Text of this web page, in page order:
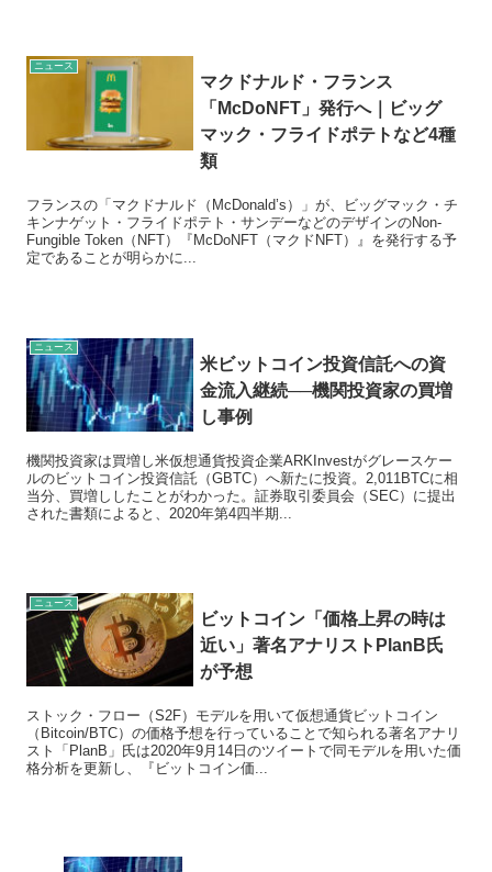
ニュース
マクドナルド・フランス
「McDoNFT」発行へ｜ビッグ
マック・フライドポテトなど4種
類
フランスの「マクドナルド（McDonald’s）」が、ビッグマック・チ
キンナゲット・フライドポテト・サンデーなどのデザインのNon-
Fungible Token（NFT）『McDoNFT（マクドNFT）』を発行する予
定であることが明らかに...
ニュース
米ビットコイン投資信託への資
金流入継続──機関投資家の買増
し事例
機関投資家は買増し米仮想通貨投資企業ARKInvestがグレースケー
ルのビットコイン投資信託（GBTC）へ新たに投資。2,011BTCに相
当分、買増ししたことがわかった。証券取引委員会（SEC）に提出
された書類によると、2020年第4四半期...
ニュース
ビットコイン「価格上昇の時は
近い」著名アナリストPlanB氏
が予想
ストック・フロー（S2F）モデルを用いて仮想通貨ビットコイン
（Bitcoin/BTC）の価格予想を行っていることで知られる著名アナリ
スト「PlanB」氏は2020年9月14日のツイートで同モデルを用いた価
格分析を更新し、『ビットコイン価...